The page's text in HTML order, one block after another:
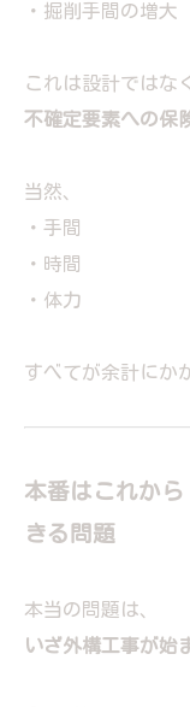
・掘削手間の増大
これは設計ではな
不確定要素への保
当然、
・手間
・時間
・体力
すべてが余計にか
本番はこれか
きる問題
本当の問題は、
いざ外構工事が始